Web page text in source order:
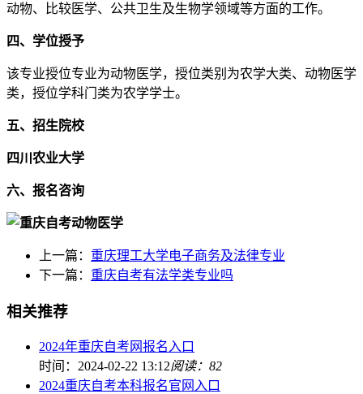
动物、比较医学、公共卫生及生物学领域等方面的工作。
四、学位授予
该专业授位专业为动物医学，授位类别为农学大类、动物医学
类，授位学科门类为农学学士。
五、招生院校
四川农业大学
六、报名咨询
上一篇： 重庆理工大学电子商务及法律专业
下一篇： 重庆自考有法学类专业吗
相关推荐
2024年重庆自考网报名入口
时间：2024-02-22 13:12阅读：82
2024重庆自考本科报名官网入口